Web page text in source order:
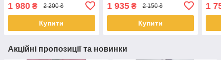
1 980 ₴ 2 200 ₴
Купити
1 935₴ 2 150 ₴
Купити
1
Акційні пропозиції та новинки